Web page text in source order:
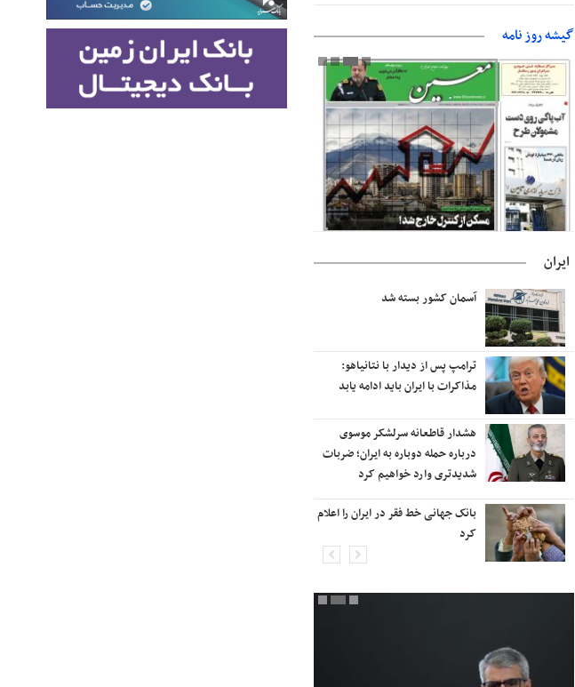
بانک مرکزی: تعهدات ارزی منقضی شده رسیدگی
می شوند
نایب رئیس هیات مرکزی نظارت بر انتخابات
شوراها: انتخابات در پاییز برگزار می‌شود
خسرو سینایی، «فیلمسازی یک حرفه نیست،
یک نوع زندگیست»
ترقی: سیاست خارجی پس از جنگ نیازمند
بازنگری است
زیرمیزی در جامعه پزشکی کمتر از ۶ درصد
است/ارزیابی مردم از خدمات درمانی
دشواری‌های جنگ گذر کرد
گیشه روز نامه
ایران
آسمان کشور بسته شد
ترامپ پس از دیدار با نتانیاهو:
مذاکرات با ایران باید ادامه یابد
هشدار قاطعانه سرلشکر موسوی
درباره حمله دوباره به ایران؛ ضربات
شدیدتری وارد خواهیم کرد
بانک جهانی خط فقر در ایران را اعلام
کرد
 